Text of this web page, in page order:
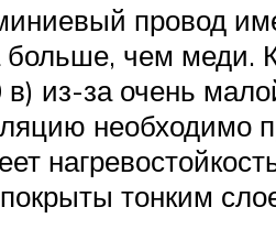
провод
чем меди.
из-за очень
необходимо
тонким